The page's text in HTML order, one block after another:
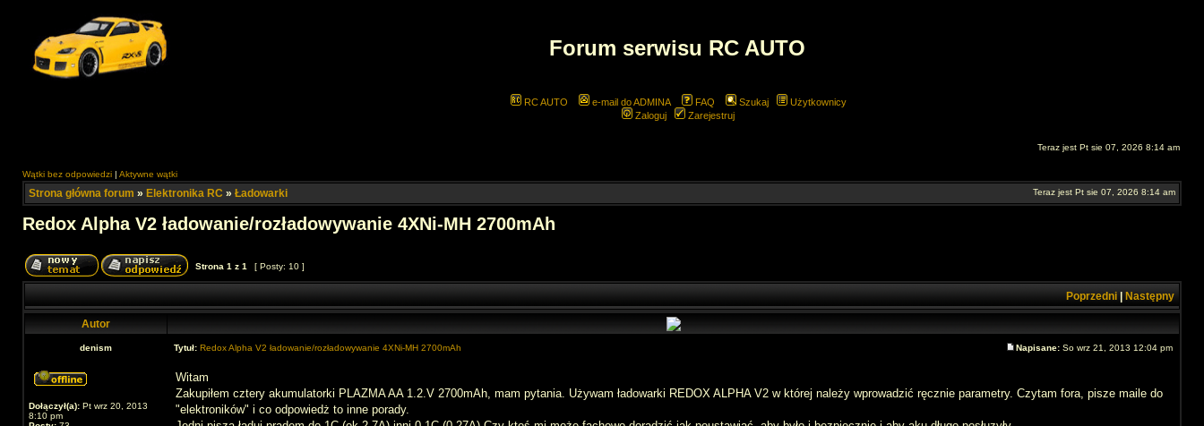
Forum serwisu RC AUTO
RC AUTO e-mail do ADMINA FAQ Szukaj
Użytkownicy
Zaloguj
Zarejestruj
Teraz jest Pt sie 07, 2026 8:14 am
Wątki bez odpowiedzi | Aktywne wątki
Strona główna forum » Elektronika RC » Ładowarki Teraz jest Pt sie 07, 2026 8:14 am
Redox Alpha V2 ładowanie/rozładowywanie 4XNi-MH 2700mAh
Strona 1 z 1 [ Posty: 10 ]
Poprzedni Następny
Autor
denism Tytuł: Redox Alpha V2 ładowanie/rozładowywanie 4XNi-MH 2700mAh Napisane: So wrz 21, 2013 12:04 pm
Dołączył(a): Pt wrz 20, 2013
8:10 pm
Witam
Zakupiłem cztery akumulatorki PLAZMA AA 1.2.V 2700mAh, mam pytania. Używam ładowarki REDOX ALPHA V2 w której należy wprowadzić ręcznie parametry. Czytam fora, pisze maile do
"elektroników" i co odpowiedż to inne porady.